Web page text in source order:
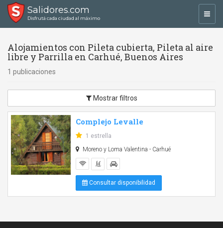
Salidores.com
Disfrutá cada ciudad al máximo
Alojamientos con Pileta cubierta, Pileta al aire
libre y Parrilla en Carhué, Buenos Aires
1 publicaciones
Mostrar filtros
Complejo Levalle
1 estrella
Moreno y Loma Valentina - Carhué
Consultar disponibilidad